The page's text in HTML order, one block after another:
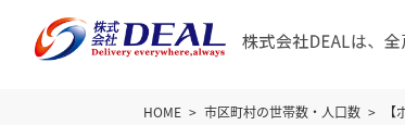
HOME 市区町村の世帯数・人口数